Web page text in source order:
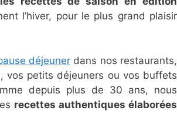
l’hiver, pour le plus grand plaisir
déjeunerdans nos restaurants,
vos petits déjeuners ou vos buffets
depuis plus de 30 ans, nous
recettes authentiques élaborées